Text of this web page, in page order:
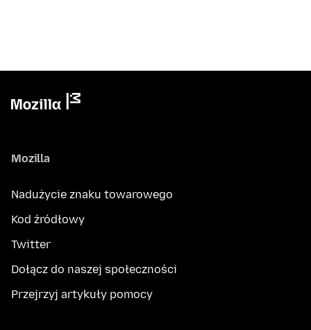
Mozilla
Nadużycie znaku towarowego
Kod źródłowy
Twitter
Dołącz do naszej społeczności
Przejrzyj artykuły pomocy